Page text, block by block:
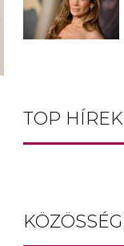
TOP HÍREK
KÖZÖSSÉG